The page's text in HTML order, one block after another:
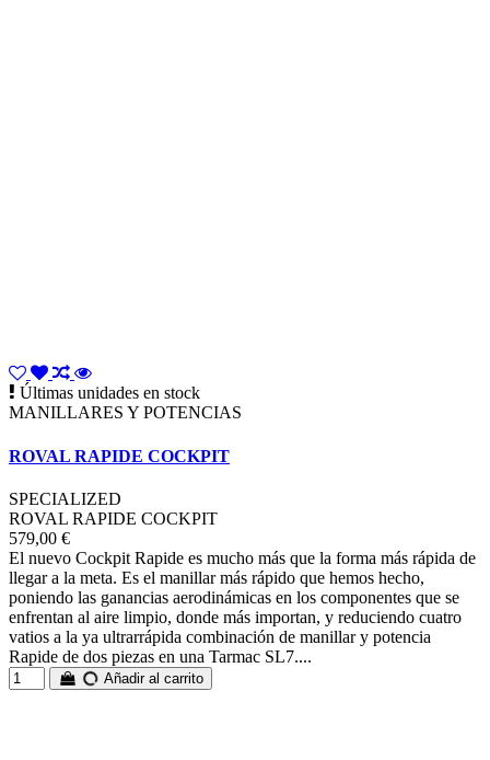
Últimas unidades en stock
MANILLARES Y POTENCIAS
ROVAL RAPIDE COCKPIT
SPECIALIZED
ROVAL RAPIDE COCKPIT
579,00 €
El nuevo Cockpit Rapide es mucho más que la forma más rápida de
llegar a la meta. Es el manillar más rápido que hemos hecho,
poniendo las ganancias aerodinámicas en los componentes que se
enfrentan al aire limpio, donde más importan, y reduciendo cuatro
vatios a la ya ultrarrápida combinación de manillar y potencia
Rapide de dos piezas en una Tarmac SL7....
Añadir al carrito